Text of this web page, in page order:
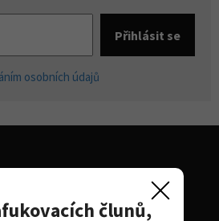
osobních údajů
člunů,